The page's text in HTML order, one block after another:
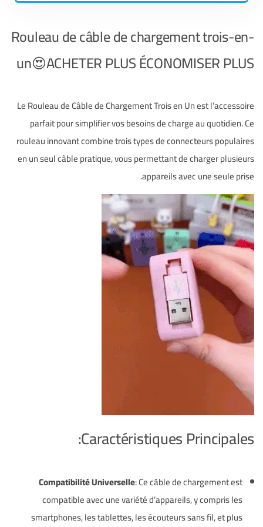
Rouleau de câble de chargement trois-en-
un😍ACHETER PLUS ÉCONOMISER PLUS
Le Rouleau de Câble de Chargement Trois en Un est l’accessoire
parfait pour simplifier vos besoins de charge au quotidien. Ce
rouleau innovant combine trois types de connecteurs populaires
en un seul câble pratique, vous permettant de charger plusieurs
appareils avec une seule prise.
Caractéristiques Principales:
Compatibilité Universelle: Ce câble de chargement est
compatible avec une variété d’appareils, y compris les
smartphones, les tablettes, les écouteurs sans fil, et plus